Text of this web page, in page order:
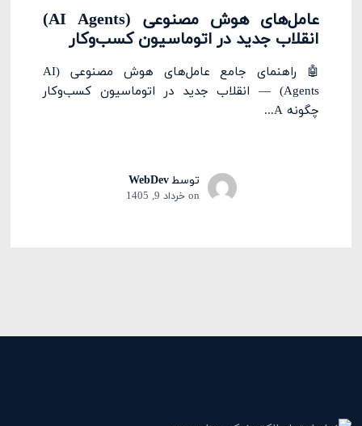
عامل‌های هوش مصنوعی (AI Agents)
انقلاب جدید در اتوماسیون کسب‌وکار
🤖 راهنمای جامع عامل‌های هوش مصنوعی (AI
Agents) — انقلاب جدید در اتوماسیون کسب‌وکار
چگونه A...
توسطWebDev
on خرداد 9, 1405